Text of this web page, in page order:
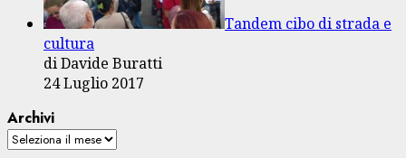
Tandem cibo di strada e
cultura
di Davide Buratti
24 Luglio 2017
Archivi